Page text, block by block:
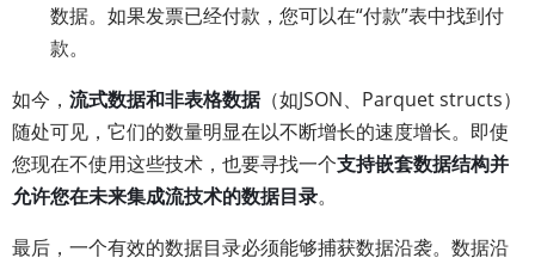
数据。如果发票已经付款，您可以在“付款”表中找到付
款。
如今， 流式数据和非表格数据（如JSON、Parquet structs）
随处可见，它们的数量明显在以不断增长的速度增长。即使
您现在不使用这些技术，也要寻找一个支持嵌套数据结构并
允许您在未来集成流技术的数据目录。
最后，一个有效的数据目录必须能够捕获数据沿袭。数据沿